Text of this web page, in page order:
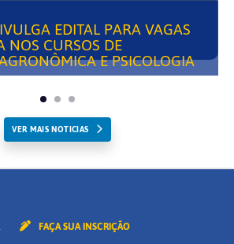
EDITAL PARA VAGAS
NOS CURSOS DE
E PSICOLOGIA
VER MAIS NOTICIAS
FAÇA SUA INSCRIÇÃO